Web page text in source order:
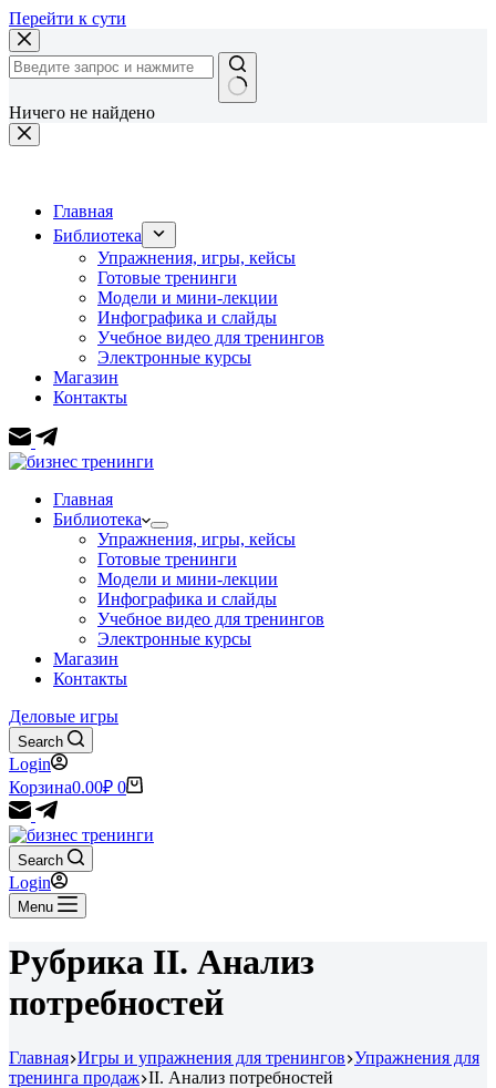
Перейти к сути
Ничего не найдено
Главная
Библиотека
Упражнения, игры, кейсы
Готовые тренинги
Модели и мини-лекции
Инфографика и слайды
Учебное видео для тренингов
Электронные курсы
Магазин
Контакты
Главная
Библиотека
Упражнения, игры, кейсы
Готовые тренинги
Модели и мини-лекции
Инфографика и слайды
Учебное видео для тренингов
Электронные курсы
Магазин
Контакты
Деловые игры
Search
Login
Корзина0.00₽ 0
Search
Login
Menu
Рубрика II. Анализ
потребностей
Главная Игры и упражнения для тренингов Упражнения для
тренинга продаж II. Анализ потребностей